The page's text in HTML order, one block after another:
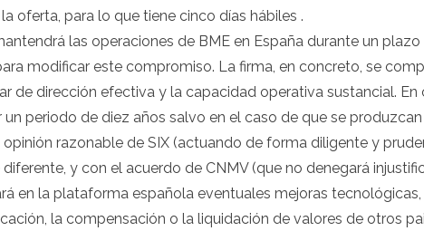
oferta, para lo que tiene cinco días hábiles .
las operaciones de BME en España durante un
modificar este compromiso. La firma, en concreto, se
de dirección efectiva y la capacidad operativa sustancial.
periodo de diez años salvo en el caso de que se
razonable de SIX (actuando de forma diligente y
y con el acuerdo de CNMV (que no denegará
en la plataforma española eventuales mejoras
la compensación o la liquidación de valores de otros